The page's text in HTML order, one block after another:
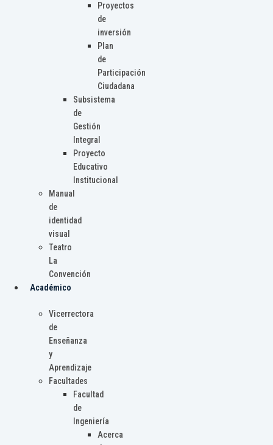
Proyectos
de
inversión
Plan
de
Participación
Ciudadana
Subsistema
de
Gestión
Integral
Proyecto
Educativo
Institucional
Manual
de
identidad
visual
Teatro
La
Convención
Académico
Vicerrectora
de
Enseñanza
y
Aprendizaje
Facultades
Facultad
de
Ingeniería
Acerca